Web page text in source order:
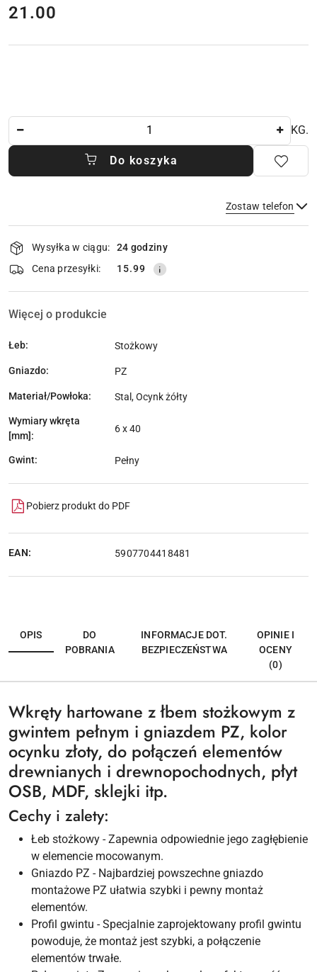
cena:
21.00
KG.
Do koszyka
Zostaw telefon
Wyślij
Dostępność
i
dostawa
Wysyłka w ciągu:
24 godziny
Cena przesyłki:
15.99
Więcej o produkcie
Łeb: Stożkowy
Gniazdo: PZ
Materiał/Powłoka: Stal, Ocynk żółty
Wymiary wkręta
[mm]:
6 x 40
Gwint: Pełny
Pobierz produkt do PDF
EAN: 5907704418481
OPIS
DO
POBRANIA
INFORMACJE DOT.
BEZPIECZEŃSTWA
OPINIE I
OCENY
(0)
Wkręty hartowane z łbem stożkowym z
gwintem pełnym i gniazdem PZ, kolor
ocynku złoty, do połączeń elementów
drewnianych i drewnopochodnych, płyt
OSB, MDF, sklejki itp.
Cechy i zalety:
Łeb stożkowy - Zapewnia odpowiednie jego zagłębienie
w elemencie mocowanym.
Gniazdo PZ - Najbardziej powszechne gniazdo
montażowe PZ ułatwia szybki i pewny montaż
elementów.
Profil gwintu - Specjalnie zaprojektowany profil gwintu
powoduje, że montaż jest szybki, a połączenie
elementów trwałe.